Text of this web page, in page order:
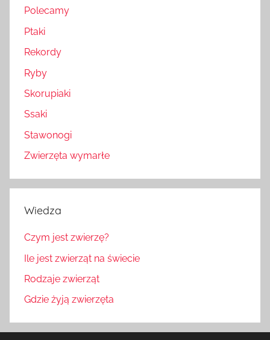
Polecamy
Ptaki
Rekordy
Ryby
Skorupiaki
Ssaki
Stawonogi
Zwierzęta wymarłe
Wiedza
Czym jest zwierzę?
Ile jest zwierząt na świecie
Rodzaje zwierząt
Gdzie żyją zwierzęta